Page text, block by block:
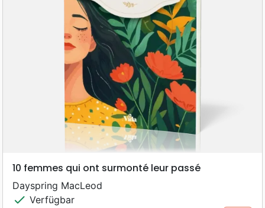
10 femmes qui ont surmonté leur passé
Dayspring MacLeod
check Verfügbar